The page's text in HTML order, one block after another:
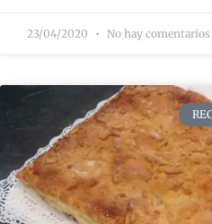
23/04/2020 No hay comentarios